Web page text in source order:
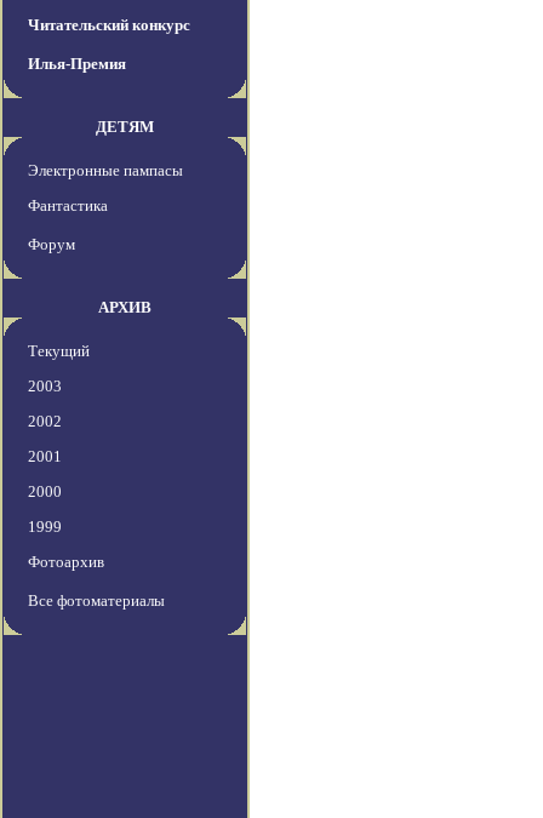
Читательский конкурс
Илья-Премия
ДЕТЯМ
Электронные пампасы
Фантастика
Форум
АРХИВ
Текущий
2003
2002
2001
2000
1999
Фотоархив
Все фотоматериалы